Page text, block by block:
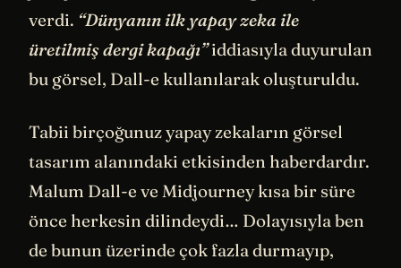
verdi. “Dünyanın ilk yapay zeka ile
üretilmiş dergi kapağı”iddiasıyla duyurulan
bu görsel, Dall-e kullanılarak oluşturuldu.
Tabii birçoğunuz yapay zekaların görsel
tasarım alanındaki etkisinden haberdardır.
Malum Dall-e ve Midjourney kısa bir süre
önce herkesin dilindeydi… Dolayısıyla ben
de bunun üzerinde çok fazla durmayıp,